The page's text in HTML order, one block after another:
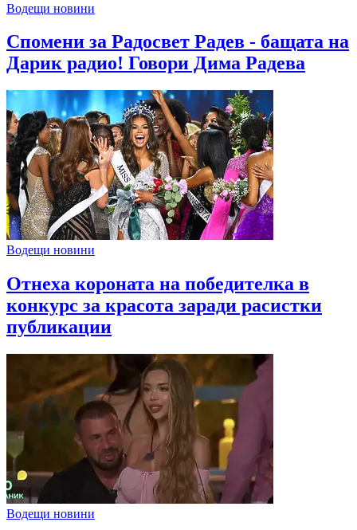
Водещи новини
Спомени за Радосвет Радев - бащата на
Дарик радио! Говори Дима Радева
Водещи новини
Отнеха короната на победителка в
конкурс за красота заради расистки
публикации
Водещи новини